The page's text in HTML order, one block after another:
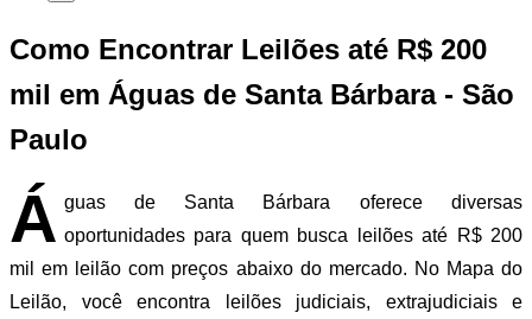
Como Encontrar Leilões até R$ 200
mil em Águas de Santa Bárbara - São
Paulo
Á guas de Santa Bárbara oferece diversas
oportunidades para quem busca leilões até R$ 200
mil em leilão com preços abaixo do mercado. No Mapa do
Leilão, você encontra leilões judiciais, extrajudiciais e